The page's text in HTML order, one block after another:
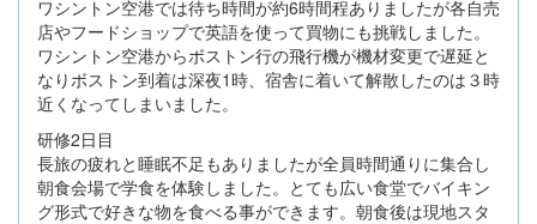
ワシントン空港では待ち時間が約6時間程ありましたが各自売
店やフードショップで英語を使って買物にも挑戦しました。
ワシントン空港からボストン行の飛行機が機材変更で遅延と
なりボストン到着は深夜1時、宿舎に着いて解散したのは３時
近くなってしまいました。
研修2日目
長旅の疲れと睡眠不足もありましたが全員時間通りに集合し
朝食会場で学食を体験しました。とても広い食堂でバイキン
グ形式で好きな物を食べる事ができます。朝食後は現地スタ